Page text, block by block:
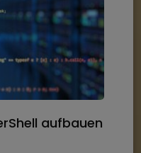
aufbauen